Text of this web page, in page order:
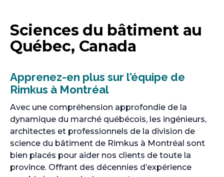
Sciences du bâtiment au
Québec, Canada
Apprenez-en plus sur l’équipe de
Rimkus à Montréal
Avec une compréhension approfondie de la
dynamique du marché québécois, les ingénieurs,
architectes et professionnels de la division de
science du bâtiment de Rimkus à Montréal sont
bien placés pour aider nos clients de toute la
province. Offrant des décennies d’expérience